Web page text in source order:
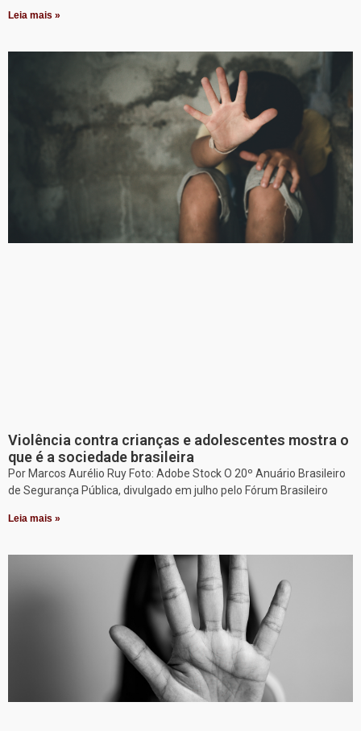
Leia mais »
Violência contra crianças e adolescentes mostra o
que é a sociedade brasileira
Por Marcos Aurélio Ruy Foto: Adobe Stock O 20º Anuário Brasileiro
de Segurança Pública, divulgado em julho pelo Fórum Brasileiro
Leia mais »